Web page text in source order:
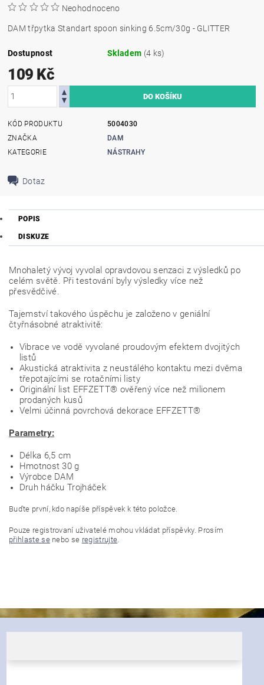
Neohodnoceno
DAM třpytka Standart spoon sinking 6.5cm/30g - GLITTER
Dostupnost Skladem (4 ks)
109 Kč
KÓD PRODUKTU
5004030
ZNAČKA
DAM
KATEGORIE
NÁSTRAHY
Dotaz
POPIS
DISKUZE
Mnohaletý vývoj vyvolal opravdovou senzaci z výsledků po
celém světě. Při testování byly výsledky více než
přesvědčivé.
Tajemství takového úspěchu je založeno v geniální
čtyřnásobné atraktivitě:
Vibrace ve vodě vyvolané proudovým efektem dvojitých
listů
Akustická atraktivita z neustálého kontaktu mezi dvěma
třepotajícími se rotačními listy
Originální list EFFZETT® ověřený více než milionem
prodaných kusů
Velmi účinná povrchová dekorace EFFZETT®
Parametry:
Délka 6,5 cm
Hmotnost 30 g
Výrobce DAM
Druh háčku Trojháček
Buďte první, kdo napíše příspěvek k této položce.
Pouze registrovaní uživatelé mohou vkládat příspěvky. Prosím
přihlaste senebo se registrujte.